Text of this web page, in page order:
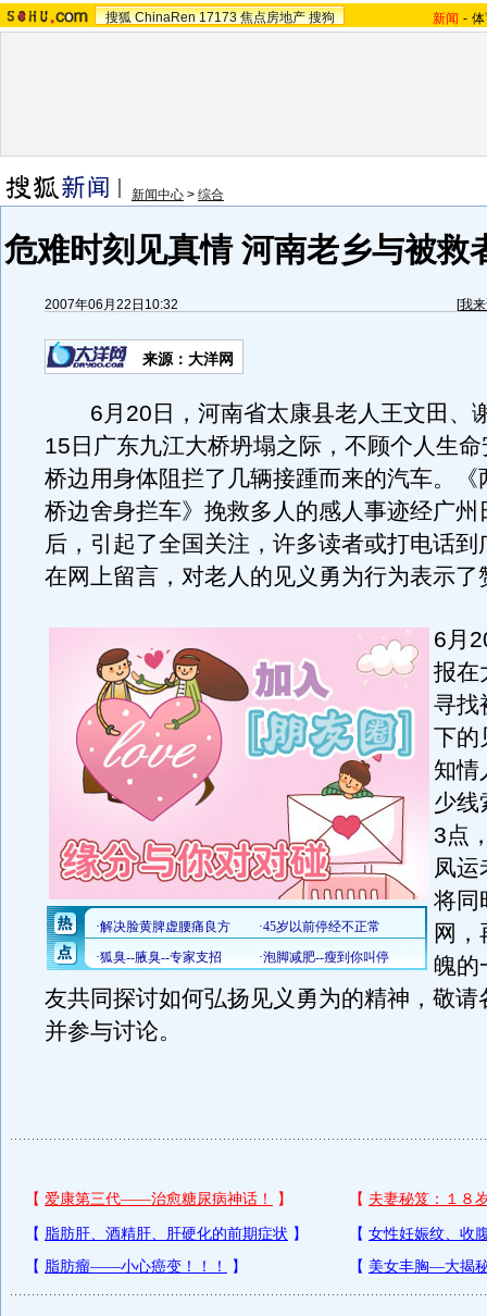
搜狐 ChinaRen 17173 焦点房地产 搜狗 新闻 -
新闻中心 > 综合
危难时刻见真情 河南老乡与被救
2007年06月22日10:32 [我
来源：大洋网
6月20日，河南省太康县老人王文田、
15日广东九江大桥坍塌之际，不顾个人生
桥边用身体阻拦了几辆接踵而来的汽车。《
桥边舍身拦车》挽救多人的感人事迹经广州
后，引起了全国关注，许多读者或打电话到
在网上留言，对老人的见义勇为行为表示了
6月
报在
寻找
下的
知情
少线
3点
凤运
将同
网
魄的
友共同探讨如何弘扬见义勇为的精神，敬请
并参与讨论。